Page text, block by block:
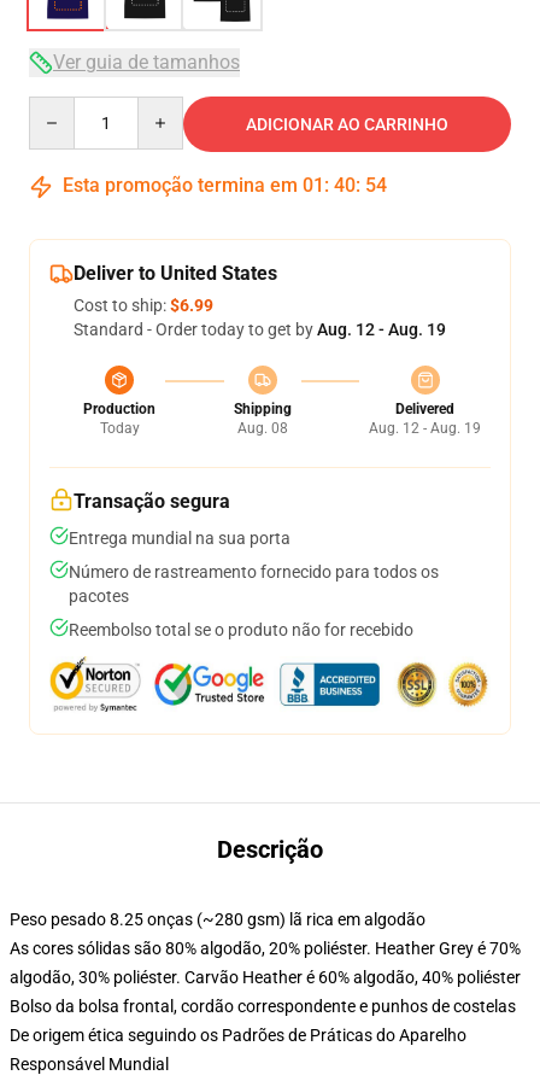
Ver guia de tamanhos
ADICIONAR AO CARRINHO
Esta promoção termina em 01 : 40: 54
Deliver to United States
Cost to ship:$6.99
Standard - Order today to get byAug. 12 - Aug. 19
Production
Today
Shipping
Aug. 08
Delivered
Aug. 12 - Aug. 19
Transação segura
Entrega mundial na sua porta
Número de rastreamento fornecido para todos os
pacotes
Reembolso total se o produto não for recebido
Descrição
Peso pesado 8.25 onças (~280 gsm) lã rica em algodão
As cores sólidas são 80% algodão, 20% poliéster. Heather Grey é 70%
algodão, 30% poliéster. Carvão Heather é 60% algodão, 40% poliéster
Bolso da bolsa frontal, cordão correspondente e punhos de costelas
De origem ética seguindo os Padrões de Práticas do Aparelho
Responsável Mundial